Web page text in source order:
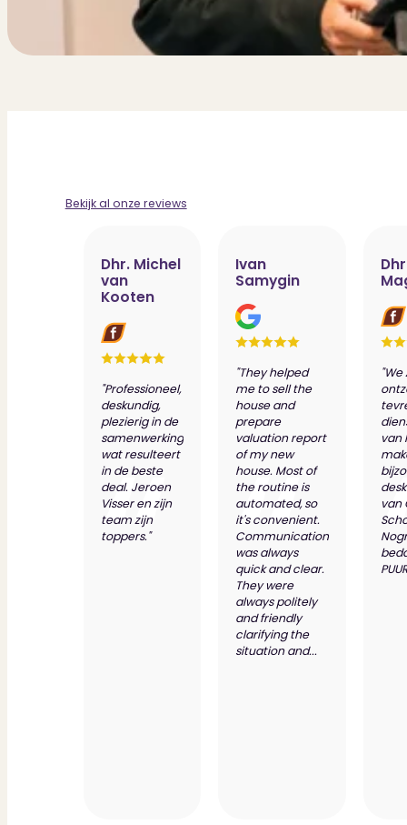
Bekijk al onze reviews
Dhr. Michel
van
Kooten
"Professioneel,
deskundig,
plezierig in de
samenwerking
wat resulteert
in de beste
deal. Jeroen
Visser en zijn
team zijn
toppers."
Ivan
Samygin
"They helped
me to sell the
house and
prepare
valuation report
of my new
house. Most of
the routine is
automated, so
it's convenient.
Communication
was always
quick and clear.
They were
always politely
and friendly
clarifying the
situation and...
"We
van
van